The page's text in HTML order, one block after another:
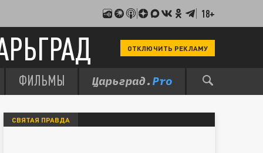
18+
ОТКЛЮЧИТЬ РЕКЛАМУ
ФИЛЬМЫ
СВЯТАЯ ПРАВДА